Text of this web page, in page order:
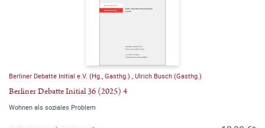
Berliner Debatte Initial e.V. (Hg., Gasthg.) , Ulrich Busch (Gasthg.)
Berliner Debatte Initial 36 (2025) 4
Wohnen als soziales Problem